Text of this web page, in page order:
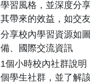
學習風格，並深度分
其帶來的效益，如交
分享校內學習資源如
備、國際交流資訊
1個小時校內社群說
個學生社群，並了解